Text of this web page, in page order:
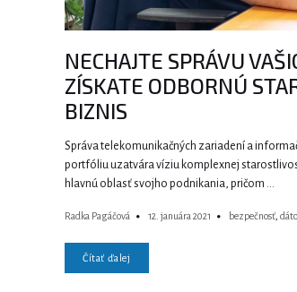
NECHAJTE SPRÁVU
ZÍSKATE ODBORNÚ
BIZNIS
Správa telekomunikačných zariadení a
portfóliu uzatvára víziu komplexnej
hlavnú oblasť svojho podnikania, pričom …
Radka Pagáčová 12. januára 2021 bezpečnosť
Čítať ďalej